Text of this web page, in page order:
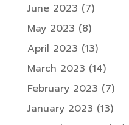
June 2023 (7)
May 2023 (8)
April 2023 (13)
March 2023 (14)
February 2023 (7)
January 2023 (13)